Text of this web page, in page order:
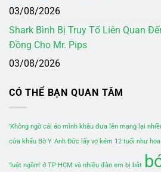
03/08/2026
Shark Bình Bị Truy Tố Liên Quan
Đồng Cho Mr. Pips
03/08/2026
CÓ THỂ BẠN QUAN TÂM
'Không ngờ cái áo mình khâu đưa lên mạng lại
cửa khẩu Bờ Y Anh Đức lấy vợ kém 12 tuổi như
'luật ngầm' ở TP HCM và nhiều đàn em bị bắt